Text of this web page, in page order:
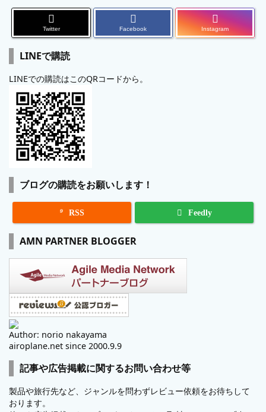
Twitter Facebook Instagram
LINEで購読
LINEでの購読はこのQRコードから。
ブログの購読をお願いします！
 RSS Feedly
AMN PARTNER BLOGGER
Author: norio nakayama
airoplane.net since 2000.9.9
記事や広告掲載に関するお問い合わせ等
製品や旅行先など、ジャンルを問わずレビュー依頼をお待ちして
おります。